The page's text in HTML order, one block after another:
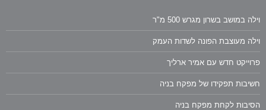
וילה במושב בשרון מגרש 500 מ"ר
וילה מעוצבת הפונה לשדות העמק
פרוייקט חדש עם אמיר ארליך
חשיבות תפקידו של מפקח בניה
הסיבות לקחת מפקח בניה